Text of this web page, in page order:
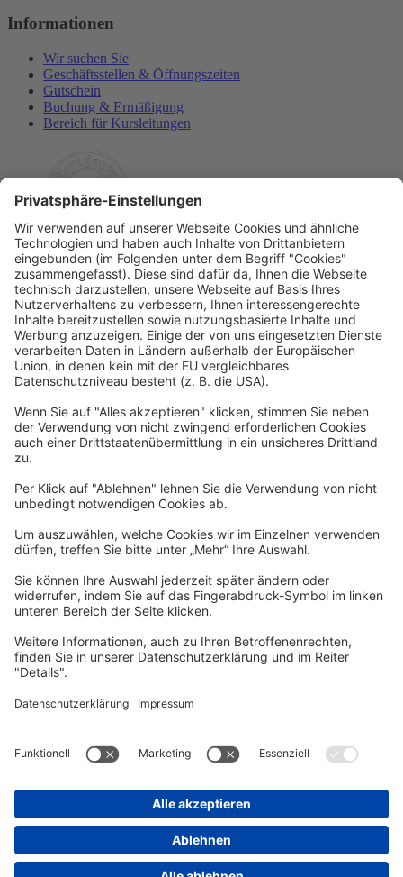
Informationen
Wir suchen Sie
Geschäftsstellen & Öffnungszeiten
Gutschein
Buchung & Ermäßigung
Bereich für Kursleitungen
Rechtliches
Allgemeine Geschäftsbedingungen
Widerrufsbelehrung
Datenschutzerklärung
Barrierefreiheitserklärung
Impressum
Newsletter
Per E-Mail informieren wir Sie über interessante Angebote.
Zum Newsletter anmelden
vhs Post
Zur vhs Post anmelden
Kontrast
Kurs-Merkliste
Bitte melden Sie sich über den folgenden Button an:
Sie haben noch kein Konto?
Registrieren Sie sich jetzt
Warenkorb